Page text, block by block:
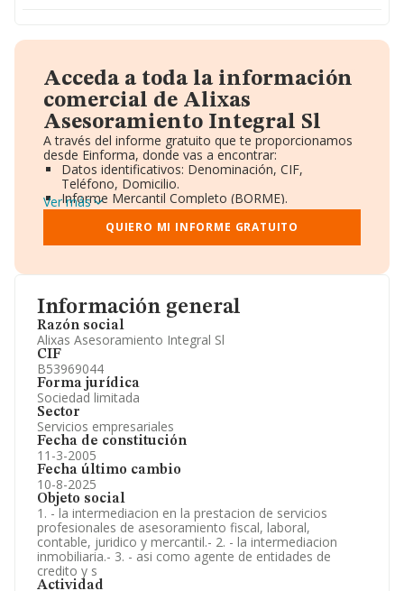
Información general
Razón social
Alixas Asesoramiento Integral Sl
CIF
B53969044
Forma jurídica
Sociedad limitada
Sector
Servicios empresariales
Fecha de constitución
11-3-2005
Fecha último cambio
10-8-2025
Objeto social
1. - la intermediacion en la prestacion de servicios
profesionales de asesoramiento fiscal, laboral,
contable, juridico y mercantil.- 2. - la intermediacion
inmobiliaria.- 3. - asi como agente de entidades de
credito y s
Actividad
Acceda a toda la información
comercial de Alixas
Asesoramiento Integral Sl
A través del informe gratuito que te proporcionamos
desde Einforma, donde vas a encontrar:
Datos identificativos: Denominación, CIF,
Teléfono, Domicilio.
Informe Mercantil Completo (BORME).
Gráficos de Evolución Ventas y Empleados.
Consejo de Administración y Administradores.
Directivos y Ejecutivos.
Información oficial y registral complementaria.
Ver más
QUIERO MI INFORME GRATUITO